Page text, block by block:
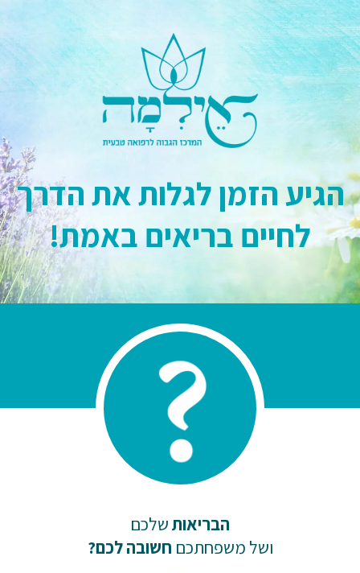
הגיע הזמן לגלות את הדרך
לחיים בריאים באמת!
הבריאותשלכם
ושל משפחתכם חשובה לכם?